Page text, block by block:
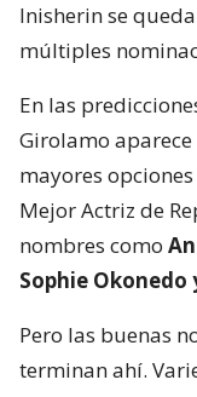
Inisherin se
múltiples
En las
Girolamo aparece
mayores
Mejor Actriz de
nombres como
Sophie Okonedo
Pero las buenas
terminan ahí.